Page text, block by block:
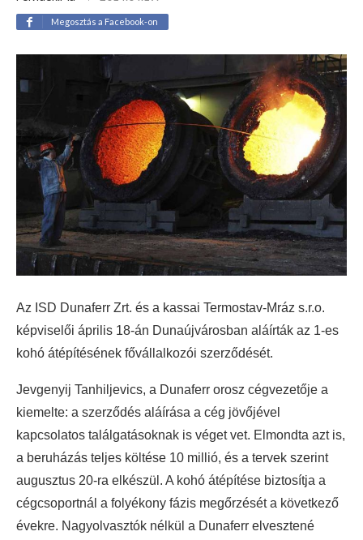
Megosztás a Facebook-on
Az ISD Dunaferr Zrt. és a kassai Termostav-Mráz s.r.o.
képviselői április 18-án Dunaújvárosban aláírták az 1-es
kohó átépítésének fővállalkozói szerződését.
Jevgenyij Tanhiljevics, a Dunaferr orosz cégvezetője a
kiemelte: a szerződés aláírása a cég jövőjével
kapcsolatos találgatásoknak is véget vet. Elmondta azt is,
a beruházás teljes költése 10 millió, és a tervek szerint
augusztus 20-ra elkészül. A kohó átépítése biztosítja a
cégcsoportnál a folyékony fázis megőrzését a következő
évekre. Nagyolvasztók nélkül a Dunaferr elvesztené